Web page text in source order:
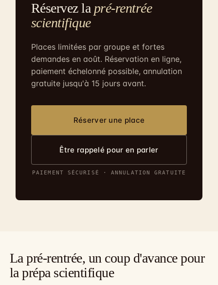
Réservez la pré-rentrée
scientifique
Places limitées par groupe et fortes
demandes en août. Réservation en ligne,
paiement échelonné possible, annulation
gratuite jusqu'à 15 jours avant.
Réserver une place
Être rappelé pour en parler
PAIEMENT SÉCURISÉ · ANNULATION GRATUITE
La pré-rentrée, un coup d'avance pour
la prépa scientifique